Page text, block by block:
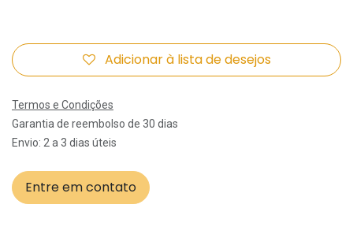
Adicionar à lista de desejos
Termos e Condições
Garantia de reembolso de 30 dias
Envio: 2 a 3 dias úteis
Entre em contato